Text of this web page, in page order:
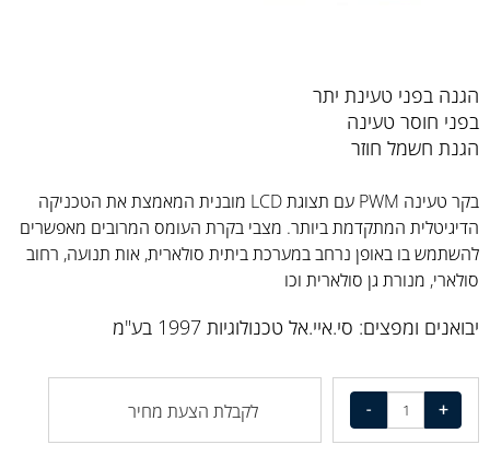
הגנה בפני טעינת יתר
בפני חוסר טעינה
הגנת חשמל חוזר
בקר טעינה PWM עם תצוגת LCD מובנית המאמצת את הטכניקה
הדיגיטלית המתקדמת ביותר. מצבי בקרת העומס המרובים מאפשרים
להשתמש בו באופן נרחב במערכת ביתית סולארית, אות תנועה, רחוב
סולארי, מנורת גן סולארית וכו
יבואנים ומפצים: סי.איי.אל טכנולוגיות 1997 בע"מ
לקבלת הצעת מחיר